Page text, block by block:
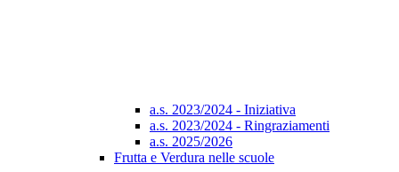
a.s. 2023/2024 - Iniziativa
a.s. 2023/2024 - Ringraziamenti
a.s. 2025/2026
Frutta e Verdura nelle scuole